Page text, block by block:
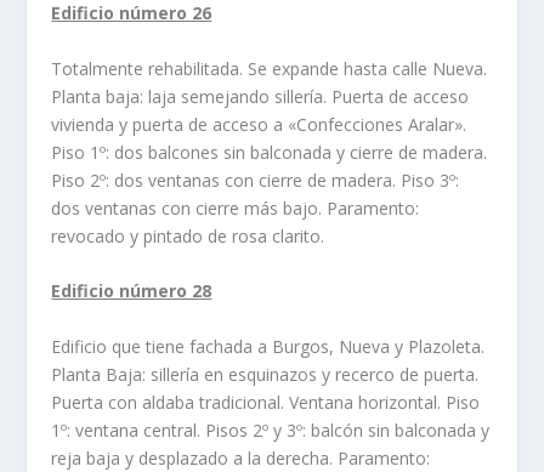
Edificio número 26
Totalmente rehabilitada. Se expande hasta calle Nueva.
Planta baja: laja semejando sillerí­a. Puerta de acceso
vivienda y puerta de acceso a «Confecciones Aralar».
Piso 1º: dos balcones sin balconada y cierre de madera.
Piso 2º: dos ventanas con cierre de madera. Piso 3º:
dos ventanas con cierre más bajo. Paramento:
revocado y pintado de rosa clarito.
Edificio número 28
Edificio que tiene fachada a Burgos, Nueva y Plazoleta.
Planta Baja: sillerí­a en esquinazos y recerco de puerta.
Puerta con aldaba tradicional. Ventana horizontal. Piso
1º: ventana central. Pisos 2º y 3º: balcón sin balconada y
reja baja y desplazado a la derecha. Paramento: